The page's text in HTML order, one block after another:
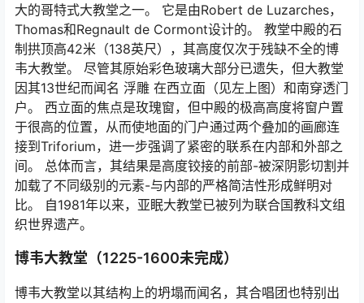
大的哥特式大教堂之一。 它是由Robert de Luzarches，
Thomas和Regnault de Cormont设计的。 教堂中殿的石
制拱顶高42米（138英尺），其高度仅次于残缺不全的博
韦大教堂。 尽管其原始彩色玻璃大部分已遗失，但大教堂
因其13世纪而闻名 浮雕 在西立面（见左上图）和南穿透门
户。 西立面的焦点是玫瑰窗，但中殿的极高高度将窗户置
于很高的位置，从而使地面的门户通过两个叠加的画廊连
接到Triforium，进一步强调了紧密的联系在内部和外部之
间。 总体而言，其结果是高度铰接的前部-被深阴影切割并
加载了不同级别的元素-与内部的严格简洁性形成鲜明对
比。 自1981年以来，亚眠大教堂已被列为联合国教科文组
织世界遗产。
博韦大教堂（1225-1600未完成）
博韦大教堂以其结构上的坍塌而闻名，其合唱团也特别出